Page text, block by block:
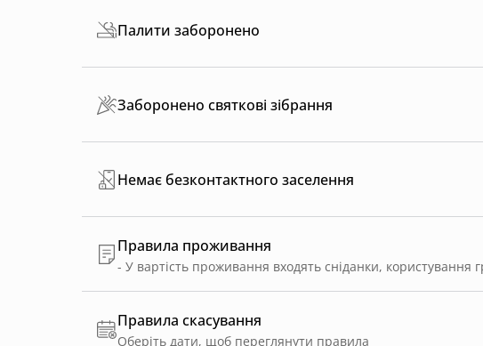
Палити заборонено
Заборонено святкові зібрання
Немає безконтактного заселення
Правила проживання
Правила скасування
Оберіть дати, щоб переглянути правила